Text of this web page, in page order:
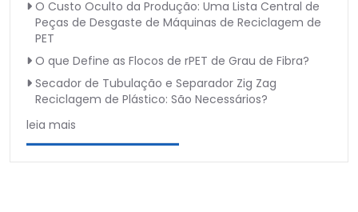
O Custo Oculto da Produção: Uma Lista Central de
Peças de Desgaste de Máquinas de Reciclagem de
PET
O que Define as Flocos de rPET de Grau de Fibra?
Secador de Tubulação e Separador Zig Zag
Reciclagem de Plástico: São Necessários?
leia mais